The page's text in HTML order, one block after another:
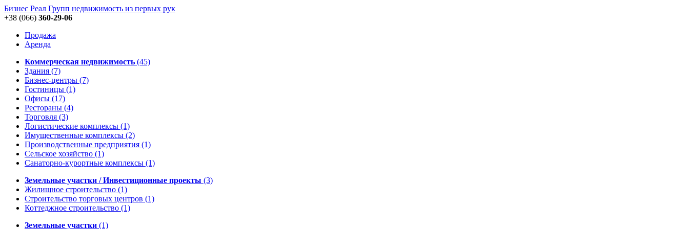
Бизнес Реал Групп недвижимость из первых рук
+38 (066) 360-29-06
Продажа
Аренда
Коммерческая недвижимость (45)
Здания (7)
Бизнес-центры (7)
Гостиницы (1)
Офисы (17)
Рестораны (4)
Торговля (3)
Логистические комплексы (1)
Имущественные комплексы (2)
Производственные предприятия (1)
Сельское хозяйство (1)
Санаторно-курортные комплексы (1)
Земельные участки / Инвестиционные проекты (3)
Жилищное строительство (1)
Строительство торговых центров (1)
Коттеджное строительство (1)
Земельные участки (1)